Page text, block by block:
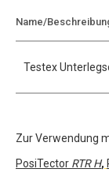
Name/
Testex
Zur Verwendung
PosiTector RTR H,